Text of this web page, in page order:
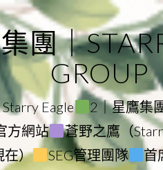
團｜
GROUP
Eagle 2｜星鷹集
方網站
蒼野之鷹（
在）
SEG管理團隊 首